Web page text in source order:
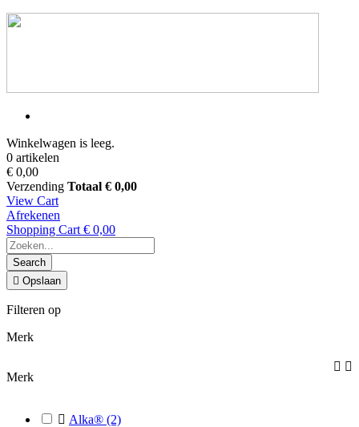
Winkelwagen is leeg.
0 artikelen
€ 0,00
Verzending Totaal € 0,00
View Cart
Afrekenen
Shopping Cart € 0,00
Search
 Opslaan
Filteren op
Merk
Merk
 
 Alka® (2)